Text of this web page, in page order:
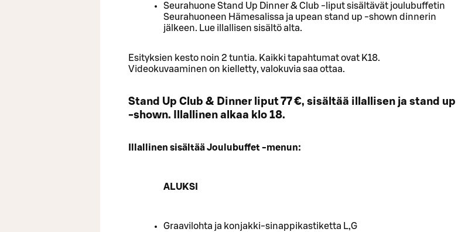
Seurahuone Stand Up Dinner & Club -liput sisältävät joulubuffetin
Seurahuoneen Hämesalissa ja upean stand up -shown dinnerin
jälkeen. Lue illallisen sisältö alta.
Esityksien kesto noin 2 tuntia. Kaikki tapahtumat ovat K18.
Videokuvaaminen on kielletty, valokuvia saa ottaa.
Stand Up Club & Dinner liput 77 €, sisältää illallisen ja stand up
-shown. Illallinen alkaa klo 18.
Illallinen sisältää Joulubuffet -menun:
ALUKSI
Graavilohta ja konjakki-sinappikastiketta L,G